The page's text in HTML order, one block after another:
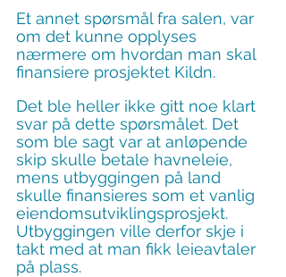
Et annet spørsmål fra salen, var
om det kunne opplyses
nærmere om hvordan man skal
finansiere prosjektet Kildn.
Det ble heller ikke gitt noe klart
svar på dette spørsmålet. Det
som ble sagt var at anløpende
skip skulle betale havneleie,
mens utbyggingen på land
skulle finansieres som et vanlig
eiendomsutviklingsprosjekt.
Utbyggingen ville derfor skje i
takt med at man fikk leieavtaler
på plass.